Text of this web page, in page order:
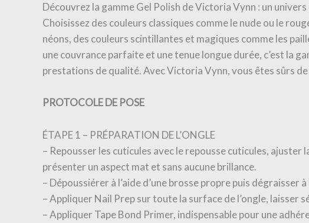
Découvrez la gamme Gel Polish de Victoria Vynn : un
Choisissez des couleurs classiques comme le nude ou le
néons, des couleurs scintillantes et magiques comme les
une couvrance parfaite et une tenue longue durée, c’est la
prestations de qualité. Avec Victoria Vynn, vous êtes sûrs
PROTOCOLE DE POSE
ÉTAPE 1 – PRÉPARATION DE L’ONGLE
– Repousser les cuticules avec le repousse cuticules, ajuster
présenter un aspect mat et sans aucune brillance.
– Dépoussiérer à l’aide d’une brosse propre puis dégraisser à
– Appliquer Nail Prep sur toute la surface de l’ongle, laisser
– Appliquer Tape Bond Primer, indispensable pour une